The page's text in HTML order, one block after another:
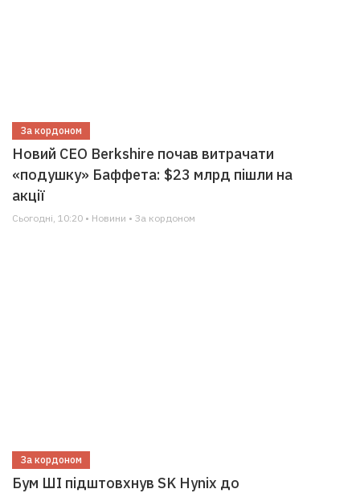
За кордоном
Новий CEO Berkshire почав витрачати
«подушку» Баффета: $23 млрд пішли на
акції
Сьогодні, 10:20 • Новини • За кордоном
За кордоном
Бум ШІ підштовхнув SK Hynix до